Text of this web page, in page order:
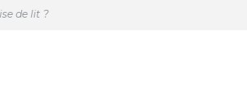
La mode des biscuits faits maison respectueux